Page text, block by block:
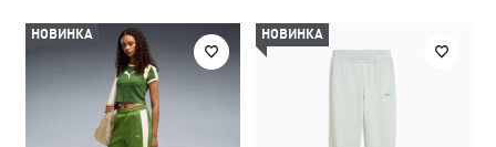
НОВИНКА НОВИНКА